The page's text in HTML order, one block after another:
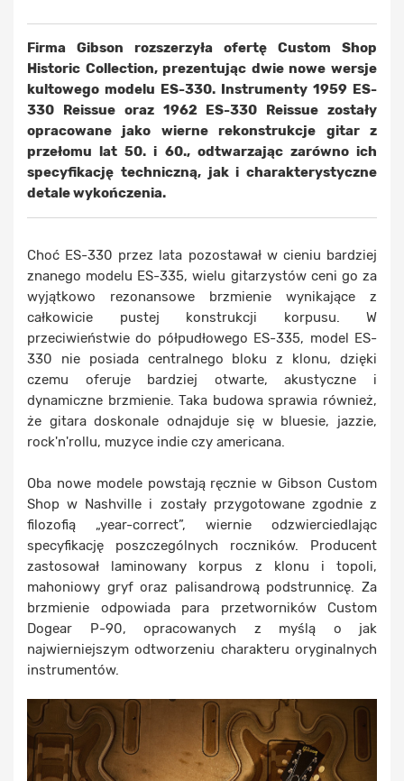
Firma Gibson rozszerzyła ofertę Custom Shop
Historic Collection, prezentując dwie nowe wersje
kultowego modelu ES-330. Instrumenty 1959 ES-
330 Reissue oraz 1962 ES-330 Reissue zostały
opracowane jako wierne rekonstrukcje gitar z
przełomu lat 50. i 60., odtwarzając zarówno ich
specyfikację techniczną, jak i charakterystyczne
detale wykończenia.
Choć ES-330 przez lata pozostawał w cieniu bardziej
znanego modelu ES-335, wielu gitarzystów ceni go za
wyjątkowo rezonansowe brzmienie wynikające z
całkowicie pustej konstrukcji korpusu. W
przeciwieństwie do półpudłowego ES-335, model ES-
330 nie posiada centralnego bloku z klonu, dzięki
czemu oferuje bardziej otwarte, akustyczne i
dynamiczne brzmienie. Taka budowa sprawia również,
że gitara doskonale odnajduje się w bluesie, jazzie,
rock'n'rollu, muzyce indie czy americana.
Oba nowe modele powstają ręcznie w Gibson Custom
Shop w Nashville i zostały przygotowane zgodnie z
filozofią „year-correct”, wiernie odzwierciedlając
specyfikację poszczególnych roczników. Producent
zastosował laminowany korpus z klonu i topoli,
mahoniowy gryf oraz palisandrową podstrunnicę. Za
brzmienie odpowiada para przetworników Custom
Dogear P-90, opracowanych z myślą o jak
najwierniejszym odtworzeniu charakteru oryginalnych
instrumentów.